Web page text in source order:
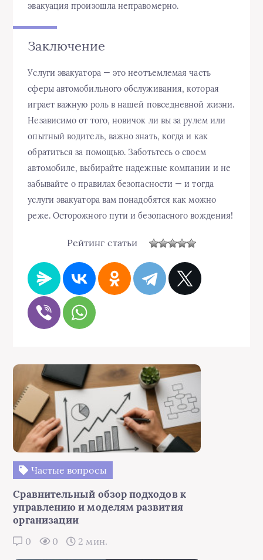
эвакуация произошла неправомерно.
Заключение
Услуги эвакуатора — это неотъемлемая часть
сферы автомобильного обслуживания, которая
играет важную роль в нашей повседневной жизни.
Независимо от того, новичок ли вы за рулем или
опытный водитель, важно знать, когда и как
обратиться за помощью. Заботьтесь о своем
автомобиле, выбирайте надежные компании и не
забывайте о правилах безопасности — и тогда
услуги эвакуатора вам понадобятся как можно
реже. Осторожного пути и безопасного вождения!
Рейтинг статьи
Частые вопросы
Сравнительный обзор подходов к
управлению и моделям развития
организации
0 0 2 мин.